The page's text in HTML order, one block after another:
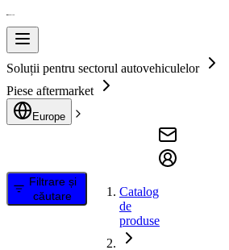
Soluții pentru sectorul autovehiculelor
Piese aftermarket
Europe
Filtrare și
căutare
Catalog
de
produse